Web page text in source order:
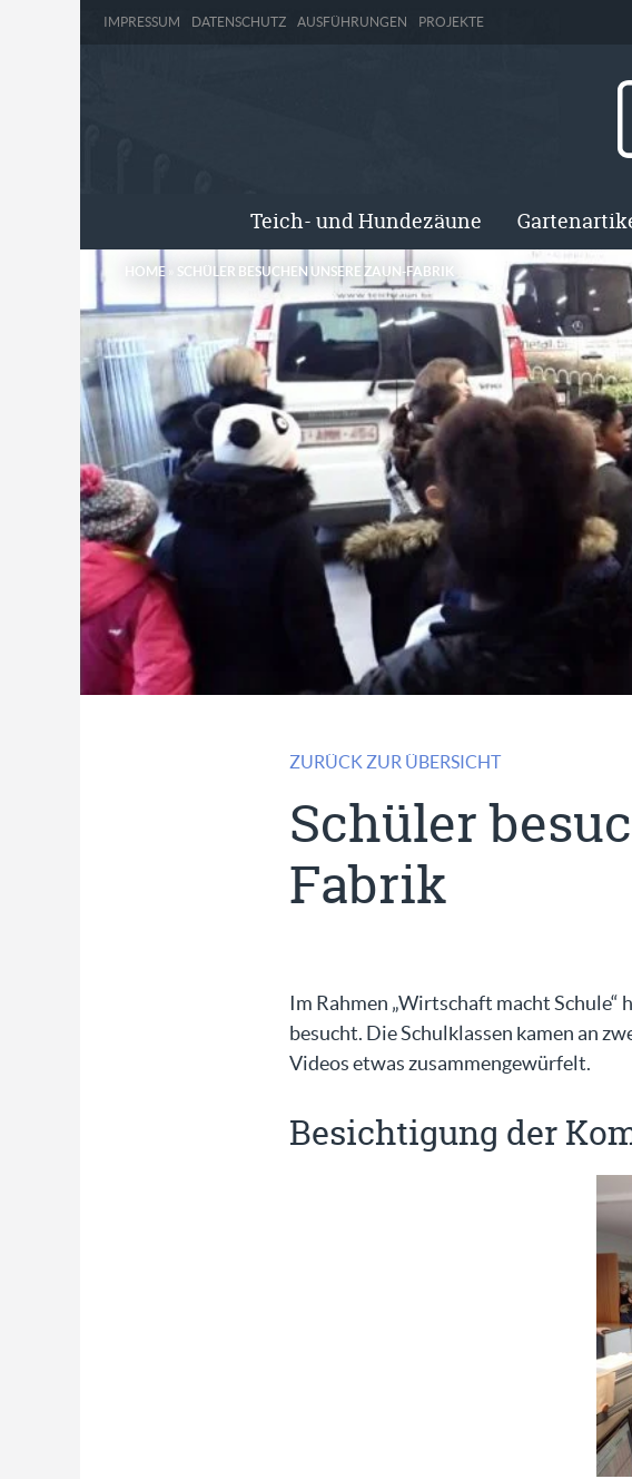
IMPRESSUM DATENSCHUTZ AUSFÜHRUNGEN PROJEKTE
Teich- und Hundezäune
HOME SCHÜLER BESUCHEN UNSERE ZAUN-FABRIK
ZURÜCK ZUR ÜBERSICHT
Schüler
Fabrik
Im Rahmen „Wirtschaft macht Schule“
besucht. Die Schulklassen kamen an
Videos etwas zusammengewürfelt.
Besichtigung der